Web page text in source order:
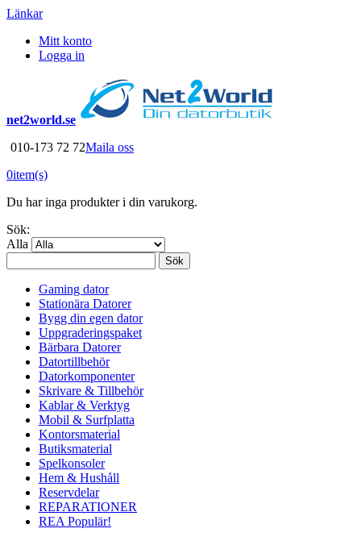
Länkar
Mitt konto
Logga in
net2world.se
010-173 72 72Maila oss
0item(s)
Du har inga produkter i din varukorg.
Sök:
Alla
Sök
Gaming dator
Stationära Datorer
Bygg din egen dator
Uppgraderingspaket
Bärbara Datorer
Datortillbehör
Datorkomponenter
Skrivare & Tillbehör
Kablar & Verktyg
Mobil & Surfplatta
Kontorsmaterial
Butiksmaterial
Spelkonsoler
Hem & Hushåll
Reservdelar
REPARATIONER
REA Populär!